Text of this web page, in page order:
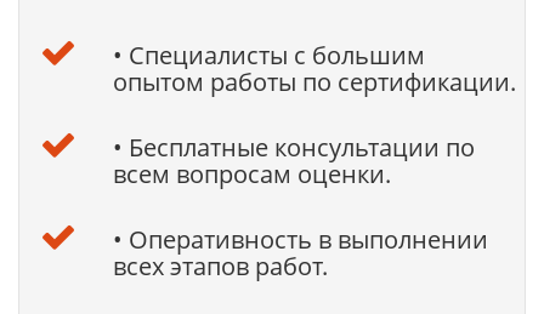
• Специалисты с большим
опытом работы по сертификации.
• Бесплатные консультации по
всем вопросам оценки.
• Оперативность в выполнении
всех этапов работ.